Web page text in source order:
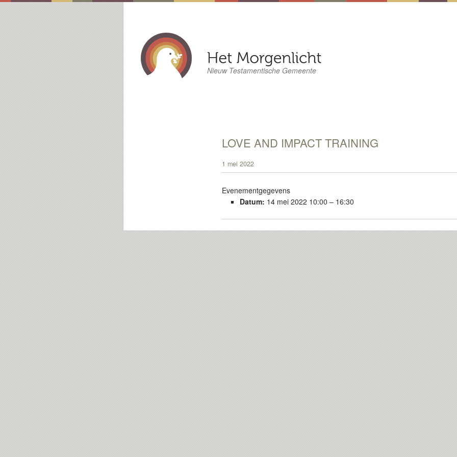
Nieuw Testamentische Gemeente
LOVE AND IMPACT TRAINING
1 mei 2022
Evenementgegevens
Datum: 14 mei 2022 10:00 – 16:30